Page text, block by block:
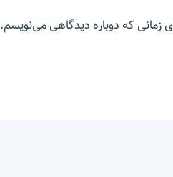
زمانی که دوباره دیدگاهی می‌نویسم.